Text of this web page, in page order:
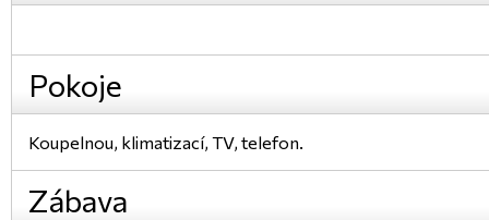
Pokoje
Koupelnou, klimatizací, TV, telefon.
Zábava